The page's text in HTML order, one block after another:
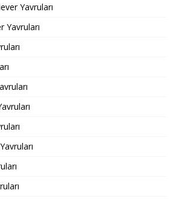
Yavruları
Yavruları